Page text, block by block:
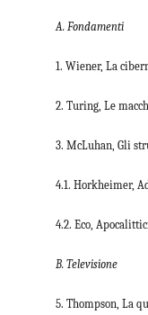
A. Fondamenti
1. Wiener, La
2. Turing, Le
3. McLuhan, Gli
4.1. Horkheimer,
4.2. Eco,
B. Televisione
5. Thompson, La